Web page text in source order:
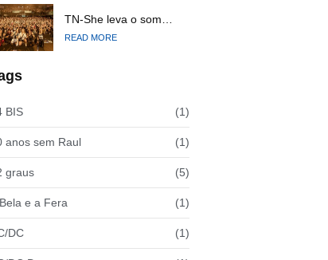
TN-She leva o som…
READ MORE
BIS (1)
anos sem Raul (1)
graus (5)
e a Fera (1)
DC (1)